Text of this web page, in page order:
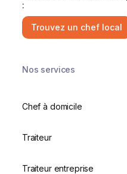
:
Trouvez un chef local
Nos services
Chef à domicile
Traiteur
Traiteur entreprise